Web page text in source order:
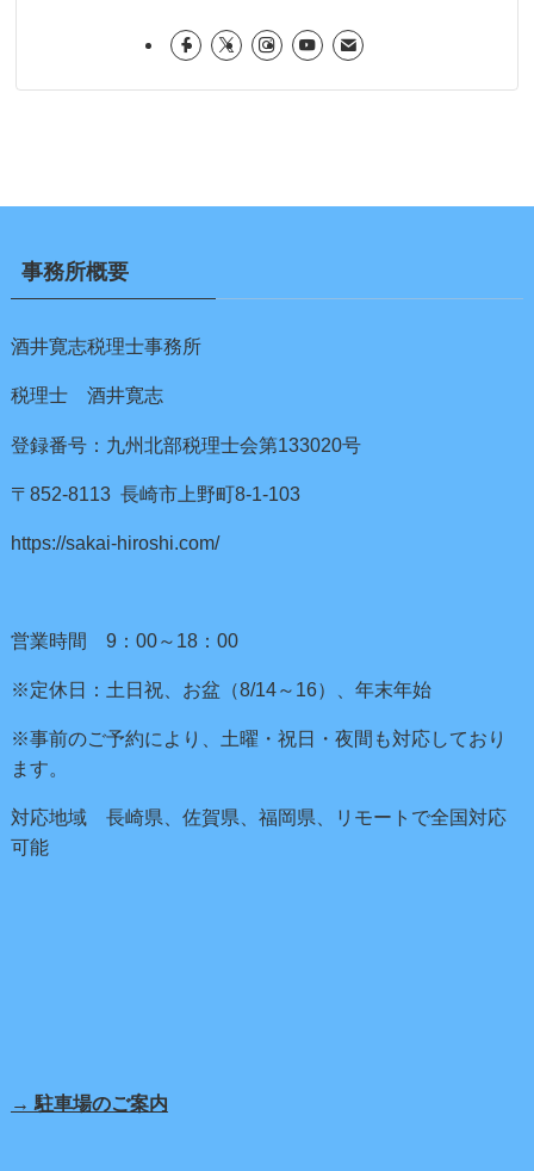
事務所概要
酒井寛志税理士事務所
税理士 酒井寛志
登録番号：九州北部税理士会第133020号
〒852-8113 長崎市上野町8-1-103
https://sakai-hiroshi.com/
営業時間 9：00～18：00
※定休日：土日祝、お盆（8/14～16）、年末年始
※事前のご予約により、土曜・祝日・夜間も対応しており
ます。
対応地域 長崎県、佐賀県、福岡県、リモートで全国対応
可能
→ 駐車場のご案内